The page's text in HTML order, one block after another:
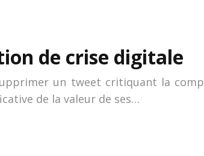
de crise digitale
un tweet critiquant la
de la valeur de ses…